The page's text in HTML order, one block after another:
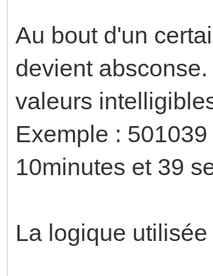
Au bout d'un
devient
valeurs
Exemple :
10minutes et 39
La logique